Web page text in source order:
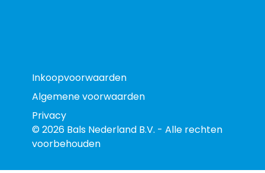
Inkoopvoorwaarden
Algemene voorwaarden
Privacy
© 2026 Bals Nederland B.V. - Alle rechten
voorbehouden